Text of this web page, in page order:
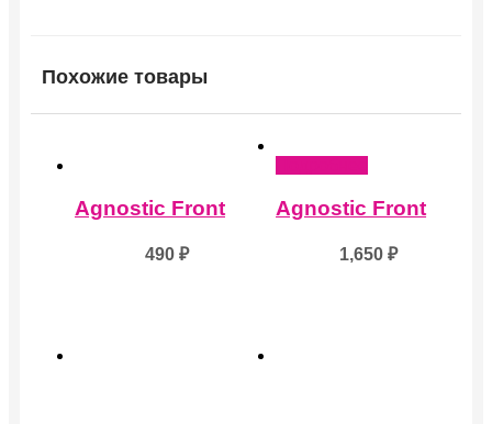
Похожие товары
Agnostic Front
490₽
Agnostic Front
1,650₽